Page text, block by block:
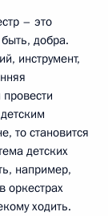
– это
добра.
инструмент,
то становится
детских
например,
оркестрах
ходить.